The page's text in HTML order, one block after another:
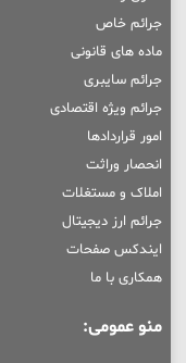
جرائم خاص
ماده های قانونی
جرائم سایبری
جرائم ویژه اقتصادی
امور قراردادها
انحصار وراثت
املاک و مستغلات
جرائم ارز دیجیتال
ایندکس صفحات
همکاری با ما
منو عمومی: